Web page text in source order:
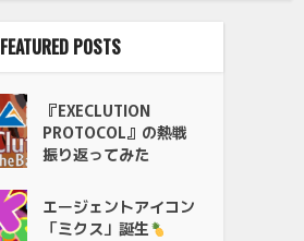
FEATURED POSTS
『EXECLUTION
PROTOCOL』の熱戦
振り返ってみた
エージェントアイコン
「ミクス」誕生